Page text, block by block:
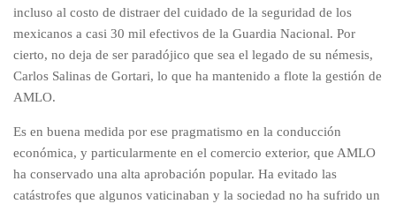
incluso al costo de distraer del cuidado de la seguridad de los
mexicanos a casi 30 mil efectivos de la Guardia Nacional. Por
cierto, no deja de ser paradójico que sea el legado de su némesis,
Carlos Salinas de Gortari, lo que ha mantenido a flote la gestión de
AMLO.
Es en buena medida por ese pragmatismo en la conducción
económica, y particularmente en el comercio exterior, que AMLO
ha conservado una alta aprobación popular. Ha evitado las
catástrofes que algunos vaticinaban y la sociedad no ha sufrido un